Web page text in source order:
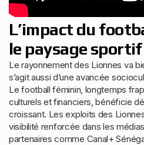
L’impact du
le paysage
Le rayonnement des Lionnes va
s’agit aussi d’une avancée
Le football féminin, longtemps
culturels et financiers, bénéficie
croissant. Les exploits des
visibilité renforcée dans les
partenaires comme Canal+